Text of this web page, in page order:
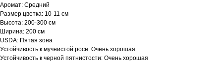
Аромат: Средний
Размер цветка: 10-11 см
Высота: 200-300 см
Ширина: 200 см
USDA: Пятая зона
Устойчивость к мучнистой росе: Очень хорошая
Устойчивость к черной пятнистости: Очень хорошая